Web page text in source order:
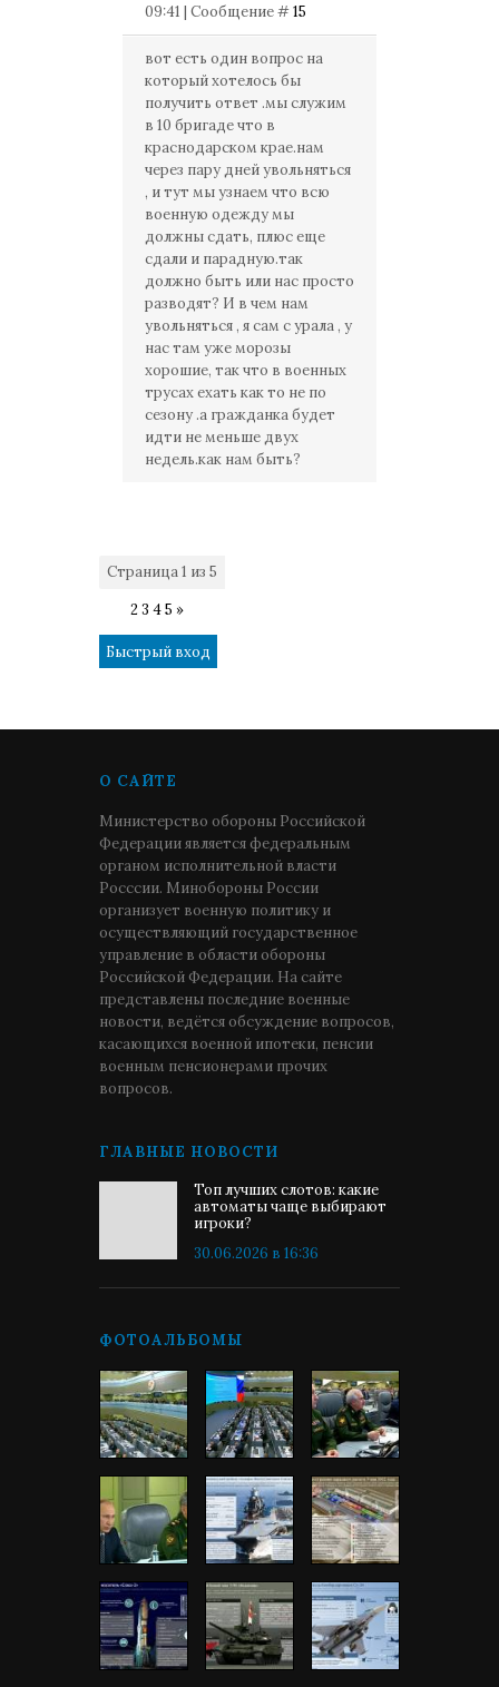
09:41 | Сообщение #15
вот есть один вопрос на
который хотелось бы
получить ответ .мы служим
в 10 бригаде что в
краснодарском крае.нам
через пару дней увольняться
, и тут мы узнаем что всю
военную одежду мы
должны сдать, плюс еще
сдали и парадную.так
должно быть или нас просто
разводят? И в чем нам
увольняться , я сам с урала , у
нас там уже морозы
хорошие, так что в военных
трусах ехать как то не по
сезону .а гражданка будет
идти не меньше двух
недель.как нам быть?
Страница1 из 5
2 3 45 »
О САЙТЕ
Министерство обороны Российской
Федерации является федеральным
органом исполнительной власти
Росссии. Минобороны России
организует военную политику и
осуществляющий государственное
управление в области обороны
Российской Федерации. На сайте
представлены последние военные
новости, ведётся обсуждение вопросов,
касающихся военной ипотеки, пенсии
военным пенсионерами прочих
вопросов.
ГЛАВНЫЕ НОВОСТИ
Топ лучших слотов: какие
автоматы чаще выбирают
игроки?
30.06.2026 в 16:36
ФОТОАЛЬБОМЫ